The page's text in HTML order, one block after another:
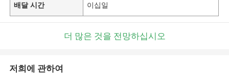
배달 시간 이십일
더 많은 것을 전망하십시오
저희에 관하여